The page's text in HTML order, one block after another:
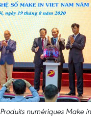
numériques Make in